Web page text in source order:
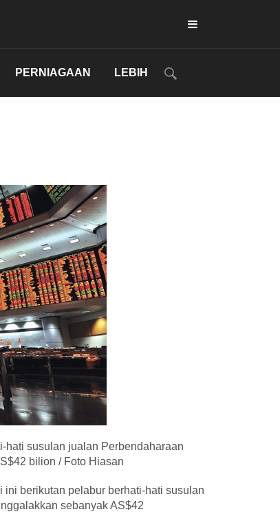
PERNIAGAAN LEBIH
hati susulan jualan Perbendaharaan
bilion / Foto Hiasan
berikutan pelabur berhati-hati susulan
sebanyak AS$42